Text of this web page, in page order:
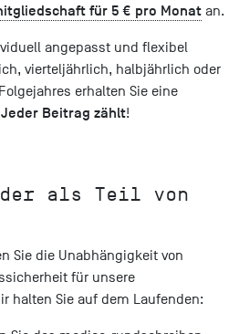
für 5 € pro Monat an.
angepasst und flexibel
vierteljährlich, halbjährlich oder
erhalten Sie eine
Jeder Beitrag zählt!
als Teil von
Sie die Unabhängigkeit von
für unsere
halten Sie auf dem Laufenden: